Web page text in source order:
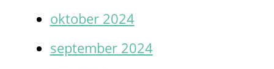
oktober 2024
september 2024